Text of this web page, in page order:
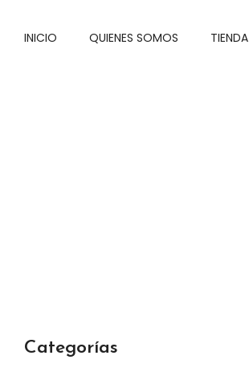
INICIO QUIENES SOMOS TIENDA
Categorías